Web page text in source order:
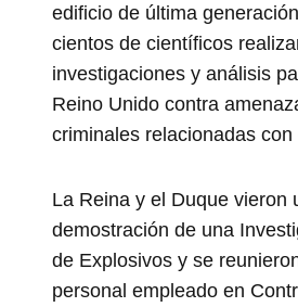
edificio de última
cientos de científicos
investigaciones y análisis
Reino Unido contra
criminales relacionadas con
La Reina y el Duque vieron
demostración de una
de Explosivos y se
personal empleado en